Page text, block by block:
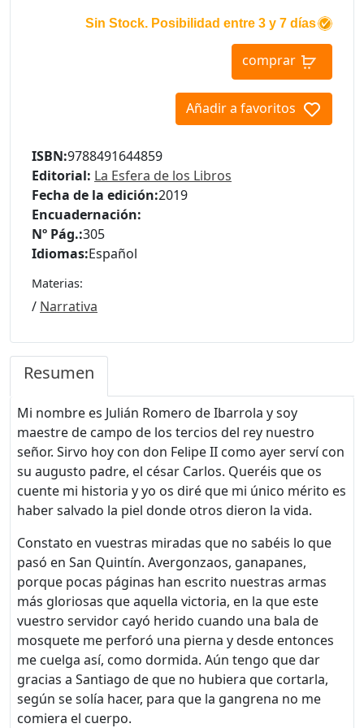
Sin Stock. Posibilidad entre 3 y 7 días
comprar
Añadir a favoritos
ISBN:9788491644859
Editorial: La Esfera de los Libros
Fecha de la edición:2019
Encuadernación:
Nº Pág.:305
Idiomas:Español
Materias:
/ Narrativa
Resumen
Mi nombre es Julián Romero de Ibarrola y soy
maestre de campo de los tercios del rey nuestro
señor. Sirvo hoy con don Felipe II como ayer serví con
su augusto padre, el césar Carlos. Queréis que os
cuente mi historia y yo os diré que mi único mérito es
haber salvado la piel donde otros dieron la vida.
Constato en vuestras miradas que no sabéis lo que
pasó en San Quintín. Avergonzaos, ganapanes,
porque pocas páginas han escrito nuestras armas
más gloriosas que aquella victoria, en la que este
vuestro servidor cayó herido cuando una bala de
mosquete me perforó una pierna y desde entonces
me cuelga así, como dormida. Aún tengo que dar
gracias a Santiago de que no hubiera que cortarla,
según se solía hacer, para que la gangrena no me
comiera el cuerpo.